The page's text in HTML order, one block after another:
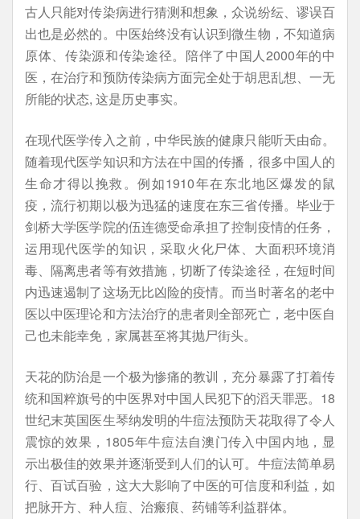
古人只能对传染病进行猜测和想象，众说纷纭、谬误百
出也是必然的。中医始终没有认识到微生物，不知道病
原体、传染源和传染途径。陪伴了中国人2000年的中
医，在治疗和预防传染病方面完全处于胡思乱想、一无
所能的状态, 这是历史事实。
在现代医学传入之前，中华民族的健康只能听天由命。
随着现代医学知识和方法在中国的传播，很多中国人的
生命才得以挽救。例如1910年在东北地区爆发的鼠
疫，流行初期以极为迅猛的速度在东三省传播。毕业于
剑桥大学医学院的伍连德受命承担了控制疫情的任务，
运用现代医学的知识，采取火化尸体、大面积环境消
毒、隔离患者等有效措施，切断了传染途径，在短时间
内迅速遏制了这场无比凶险的疫情。而当时著名的老中
医以中医理论和方法治疗的患者则全部死亡，老中医自
己也未能幸免，家属甚至将其抛尸街头。
天花的防治是一个极为惨痛的教训，充分暴露了打着传
统和国粹旗号的中医界对中国人民犯下的滔天罪恶。18
世纪末英国医生琴纳发明的牛痘法预防天花取得了令人
震惊的效果，1805年牛痘法自澳门传入中国内地，显
示出极佳的效果并逐渐受到人们的认可。牛痘法简单易
行、百试百验，这大大影响了中医的可信度和利益，如
把脉开方、种人痘、治瘢痕、药铺等利益群体。